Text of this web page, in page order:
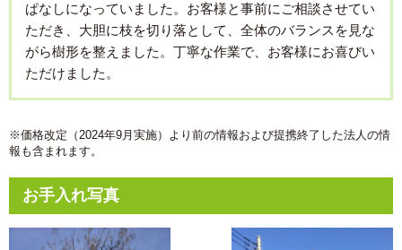
ぱなしになっていました。お客様と事前にご相談させてい
ただき、大胆に枝を切り落として、全体のバランスを見な
がら樹形を整えました。丁寧な作業で、お客様にお喜びい
ただけました。
※価格改定（2024年9月実施）より前の情報および提携終了した法人の情
報も含まれます。
お手入れ写真